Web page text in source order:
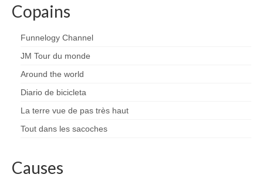
Copains
Funnelogy Channel
JM Tour du monde
Around the world
Diario de bicicleta
La terre vue de pas très haut
Tout dans les sacoches
Causes